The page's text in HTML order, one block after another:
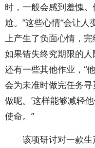
时，一般会感到羞愧
尬。”这些心情“会让
上产生了负面心情，
如果错失终究期限的
还有一些其他作业，“
会为未准时做完任务
做呢。’这样能够减轻
使命。”
该项研讨对一款生